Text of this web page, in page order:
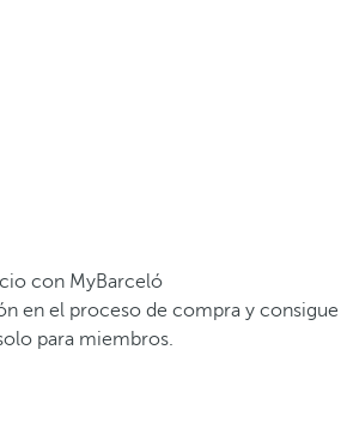
con MyBarceló
en el proceso de compra y consigue
para miembros.